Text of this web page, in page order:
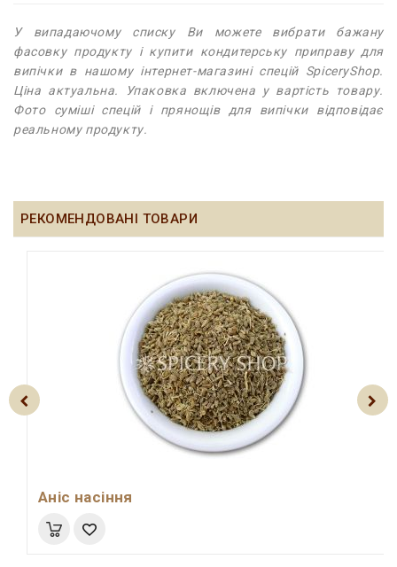
У випадаючому списку Ви можете вибрати бажану
фасовку продукту і купити кондитерську приправу для
випічки в нашому інтернет-магазині спецій SpiceryShop.
Ціна актуальна. Упаковка включена у вартість товару.
Фото суміші спецій і прянощів для випічки відповідає
реальному продукту.
РЕКОМЕНДОВАНІ ТОВАРИ
Аніс насіння